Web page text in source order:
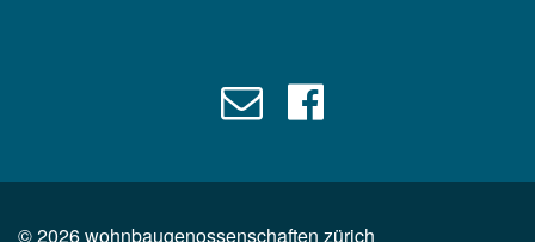
©2026wohnbaugenossenschaften zürich